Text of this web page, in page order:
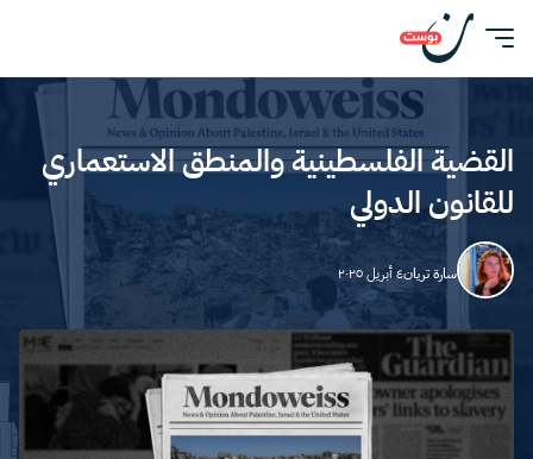
القضية الفلسطينية والمنطق الاستعماري
للقانون الدولي
سارة تريان٤ أبريل ٢٠٢٥